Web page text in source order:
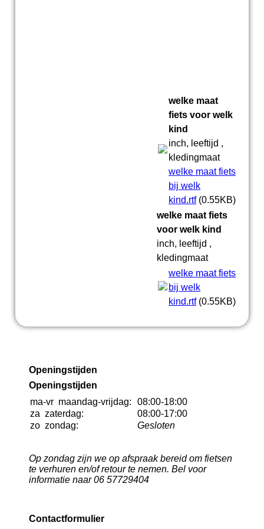
welke maat
fiets voor welk
kind
inch, leeftijd ,
kledingmaat
welke maat fiets
bij welk
kind.rtf(0.55KB)
welke maat fiets
voor welk kind
inch, leeftijd ,
kledingmaat
welke maat fiets
bij welk
kind.rtf(0.55KB)
Openingstijden
Openingstijden
ma-vr maandag-vrijdag:
08:00-18:00
zazaterdag:
08:00-17:00
zozondag: Gesloten
Op zondag zijn we op afspraak bereid om fietsen
te verhuren en/of retour te nemen. Bel voor
informatie naar 06 57729404
Contactformulier